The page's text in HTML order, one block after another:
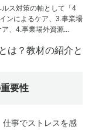
ス対策の軸として「4
ンによるケア、3.事業場
、4.事業場外資源...
は？教材の紹介と
要性
事でストレスを感